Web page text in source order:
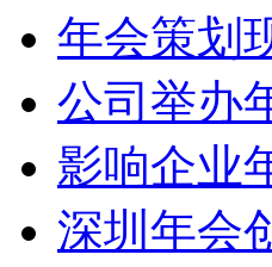
年会策划
公司举办
影响企业
深圳年会